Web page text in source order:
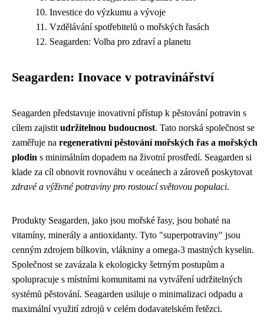
Investice do výzkumu a vývoje
Vzdělávání spotřebitelů o mořských řasách
Seagarden: Volba pro zdraví a planetu
Seagarden: Inovace v potravinářství
Seagarden představuje inovativní přístup k pěstování potravin s
cílem zajistit udržitelnou budoucnost. Tato norská společnost se
zaměřuje na regenerativní pěstování mořských řas a mořských
plodin s minimálním dopadem na životní prostředí. Seagarden si
klade za cíl obnovit rovnováhu v oceánech a zároveň poskytovat
zdravé a výživné potraviny pro rostoucí světovou populaci.
Produkty Seagarden, jako jsou mořské řasy, jsou bohaté na
vitamíny, minerály a antioxidanty. Tyto "superpotraviny" jsou
cenným zdrojem bílkovin, vlákniny a omega-3 mastných kyselin.
Společnost se zavázala k ekologicky šetrným postupům a
spolupracuje s místními komunitami na vytváření udržitelných
systémů pěstování. Seagarden usiluje o minimalizaci odpadu a
maximální využití zdrojů v celém dodavatelském řetězci.